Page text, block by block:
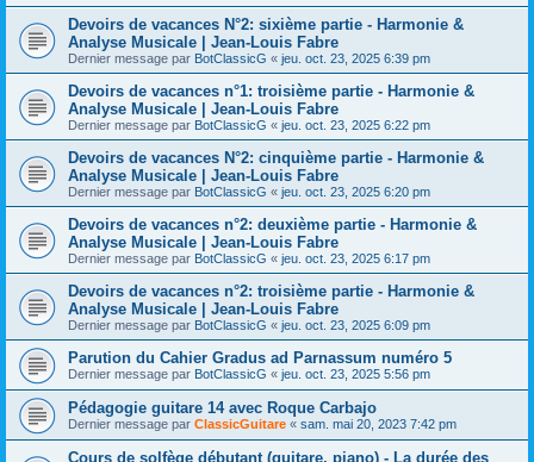
Devoirs de vacances N°2: sixième partie - Harmonie &
Analyse Musicale | Jean-Louis Fabre
Dernier message par BotClassicG « jeu. oct. 23, 2025 6:39 pm
Devoirs de vacances n°1: troisième partie - Harmonie &
Analyse Musicale | Jean-Louis Fabre
Dernier message par BotClassicG « jeu. oct. 23, 2025 6:22 pm
Devoirs de vacances N°2: cinquième partie - Harmonie &
Analyse Musicale | Jean-Louis Fabre
Dernier message par BotClassicG « jeu. oct. 23, 2025 6:20 pm
Devoirs de vacances n°2: deuxième partie - Harmonie &
Analyse Musicale | Jean-Louis Fabre
Dernier message par BotClassicG « jeu. oct. 23, 2025 6:17 pm
Devoirs de vacances n°2: troisième partie - Harmonie &
Analyse Musicale | Jean-Louis Fabre
Dernier message par BotClassicG « jeu. oct. 23, 2025 6:09 pm
Parution du Cahier Gradus ad Parnassum numéro 5
Dernier message par BotClassicG « jeu. oct. 23, 2025 5:56 pm
Pédagogie guitare 14 avec Roque Carbajo
Dernier message par ClassicGuitare « sam. mai 20, 2023 7:42 pm
Cours de solfège débutant (guitare, piano) - La durée des